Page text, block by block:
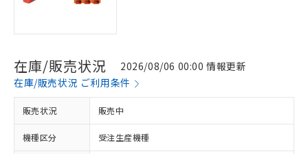
在庫/販売状況
2026/08/06 00:00 情報更新
在庫/販売状況 ご利用条件
販売状況 販売中
機種区分 受注生産機種